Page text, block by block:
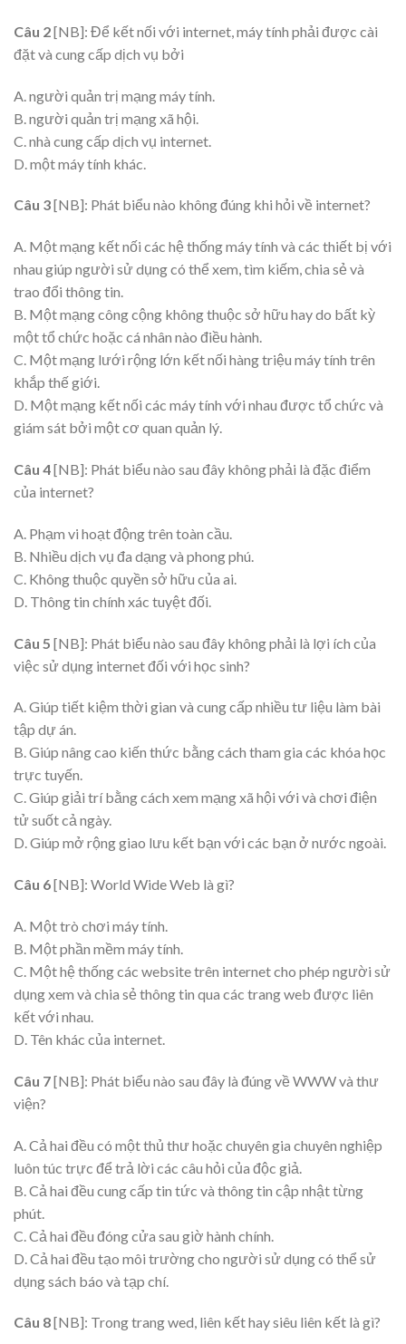
Câu 2[NB]: Để kết nối với internet, máy tính phải được cài
đặt và cung cấp dịch vụ bởi
A. người quản trị mạng máy tính.
B. người quản trị mạng xã hội.
C. nhà cung cấp dịch vụ internet.
D. một máy tính khác.
Câu 3[NB]: Phát biểu nào không đúng khi hỏi về internet?
A. Một mạng kết nối các hệ thống máy tính và các thiết bị với
nhau giúp người sử dụng có thể xem, tìm kiếm, chia sẻ và
trao đổi thông tin.
B. Một mạng công cộng không thuộc sở hữu hay do bất kỳ
một tổ chức hoặc cá nhân nào điều hành.
C. Một mạng lưới rộng lớn kết nối hàng triệu máy tính trên
khắp thế giới.
D. Một mạng kết nối các máy tính với nhau được tổ chức và
giám sát bởi một cơ quan quản lý.
Câu 4[NB]: Phát biểu nào sau đây không phải là đặc điểm
của internet?
A. Phạm vi hoạt động trên toàn cầu.
B. Nhiều dịch vụ đa dạng và phong phú.
C. Không thuộc quyền sở hữu của ai.
D. Thông tin chính xác tuyệt đối.
Câu 5 [NB]: Phát biểu nào sau đây không phải là lợi ích của
việc sử dụng internet đối với học sinh?
A. Giúp tiết kiệm thời gian và cung cấp nhiều tư liệu làm bài
tập dự án.
B. Giúp nâng cao kiến thức bằng cách tham gia các khóa học
trực tuyến.
C. Giúp giải trí bằng cách xem mạng xã hội với và chơi điện
tử suốt cả ngày.
D. Giúp mở rộng giao lưu kết bạn với các bạn ở nước ngoài.
Câu 6[NB]: World Wide Web là gì?
A. Một trò chơi máy tính.
B. Một phần mềm máy tính.
C. Một hệ thống các website trên internet cho phép người sử
dụng xem và chia sẻ thông tin qua các trang web được liên
kết với nhau.
D. Tên khác của internet.
Câu 7[NB]: Phát biểu nào sau đây là đúng về WWW và thư
viện?
A. Cả hai đều có một thủ thư hoặc chuyên gia chuyên nghiệp
luôn túc trực để trả lời các câu hỏi của độc giả.
B. Cả hai đều cung cấp tin tức và thông tin cập nhật từng
phút.
C. Cả hai đều đóng cửa sau giờ hành chính.
D. Cả hai đều tạo môi trường cho người sử dụng có thể sử
dụng sách báo và tạp chí.
Câu 8[NB]: Trong trang wed, liên kết hay siêu liên kết là gì?